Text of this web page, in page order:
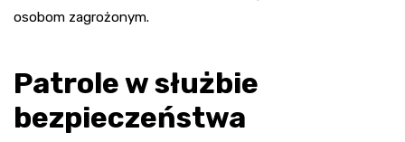
osobom zagrożonym.
Patrole w służbie
bezpieczeństwa